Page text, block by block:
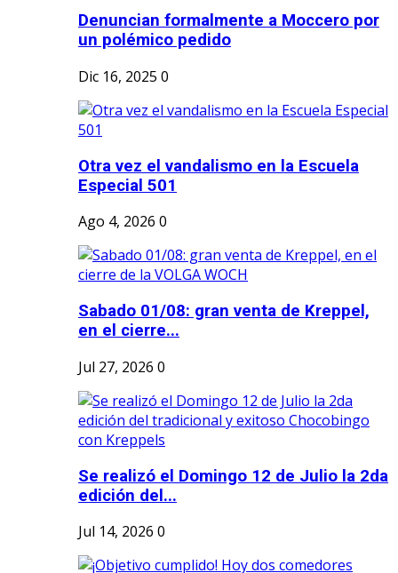
Denuncian formalmente a Moccero por
un polémico pedido
Dic 16, 2025 0
Otra vez el vandalismo en la Escuela
Especial 501
Ago 4, 2026 0
Sabado 01/08: gran venta de Kreppel,
en el cierre...
Jul 27, 2026 0
Se realizó el Domingo 12 de Julio la 2da
edición del...
Jul 14, 2026 0